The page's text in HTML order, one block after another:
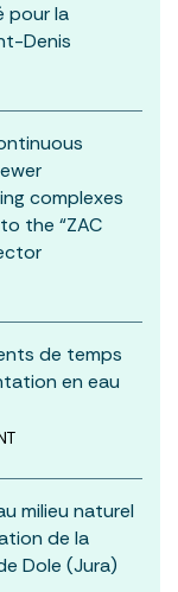
pour la
Denis
complexes
the “ZAC
de temps
en eau
milieu naturel
de la
Dole (Jura)